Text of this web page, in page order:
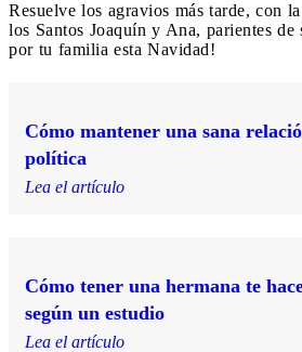
Resuelve los agravios más tarde, con
los Santos Joaquín y Ana, parientes de
por tu familia esta Navidad!
Cómo mantener una sana
política
Lea el artículo
Cómo tener una hermana te
según un estudio
Lea el artículo